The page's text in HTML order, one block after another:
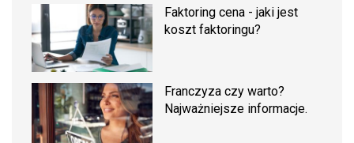
Faktoring cena - jaki jest
koszt faktoringu?
Franczyza czy warto?
Najważniejsze informacje.